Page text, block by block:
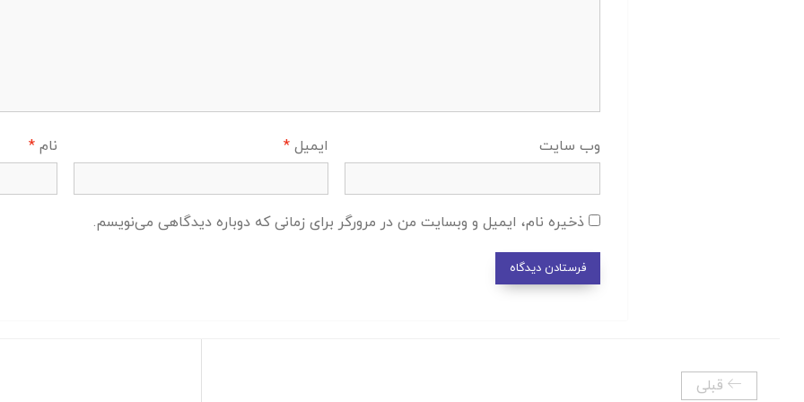
نام* ایمیل * وب‌ سایت
ذخیره نام، ایمیل و وبسایت من در مرورگر برای زمانی که دوباره دیدگاهی می‌نویسم.
قبلی